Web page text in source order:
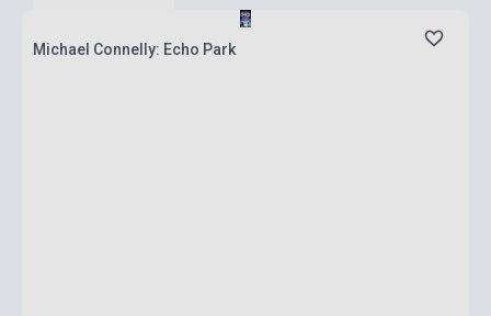
Michael Connelly: Echo Park